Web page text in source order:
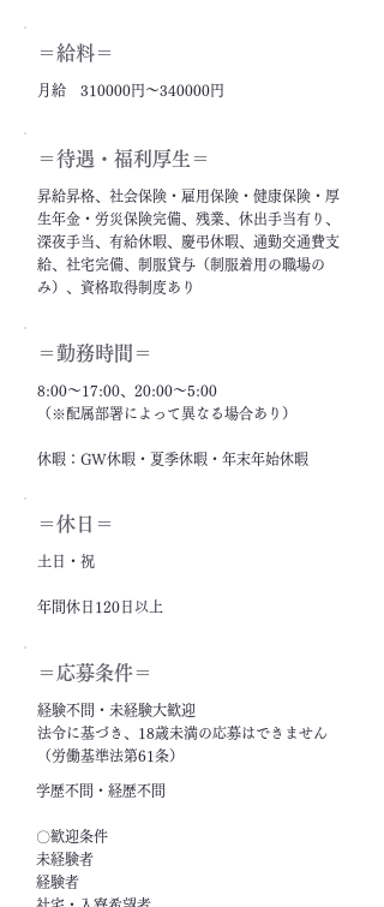
＝給料＝
月給 310000円～340000円
＝​待遇・福利厚生＝
昇給昇格、社会保険・雇用保険・健康保険・厚
生年金・労災保険完備、残業、休出手当有り、
深夜手当、有給休暇、慶弔休暇、通勤交通費支
給、社宅完備、制服貸与（制服着用の職場の
み）、資格取得制度あり
＝勤務時間＝
8:00～17:00、20:00～5:00
（※配属部署によって異なる場合あり）
休暇：GW休暇・夏季休暇・年末年始休暇
＝休日＝
土日・祝
年間休日120日以上
＝応募条件＝
経験不問・未経験大歓迎
法令に基づき、18歳未満の応募はできません
（労働基準法第61条）
学歴不問・経歴不問
〇歓迎条件
未経験者
経験者